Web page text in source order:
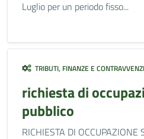
Luglio per un periodo fisso...
TRIBUTI, FINANZE E
richiesta di
pubblico
RICHIESTA DI OCCUPAZIONE